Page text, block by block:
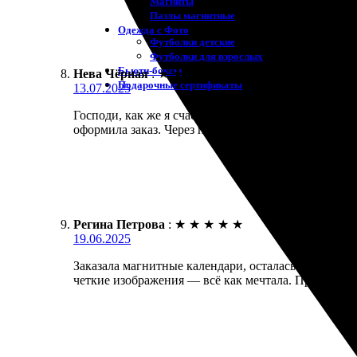
Пазлы магнитные
Одежда с Фото
Футболки детские
Футболки для взрослых
Бьюти-боксы
Подарочные сертификаты
Нева Чёрная : ★ ★
13.07.2025
Господи, как же я счастлива! Заказала магнитные
оформила заказ. Через пару дней уже получила.
Регина Петрова : ★ ★ ★ ★ ★
19.06.2025
Заказала магнитные календари, осталась
четкие изображения — всё как мечтала. Приятно